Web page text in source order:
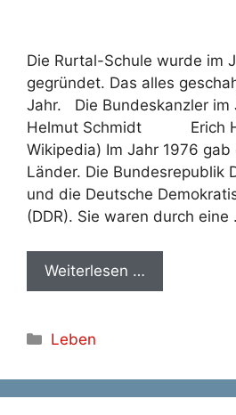
Die Rurtal-Schule wurde im
gegründet. Das alles
Jahr. Die Bundeskanzler
Helmut Schmidt Erich
Wikipedia) Im Jahr 1976
Länder. Die Bundesrepublik
und die Deutsche
(DDR). Sie waren durch eine
Weiterlesen …
Kategorien
Leben